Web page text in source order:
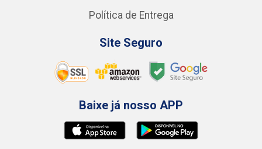
Política de Entrega
Site Seguro
Baixe já nosso APP